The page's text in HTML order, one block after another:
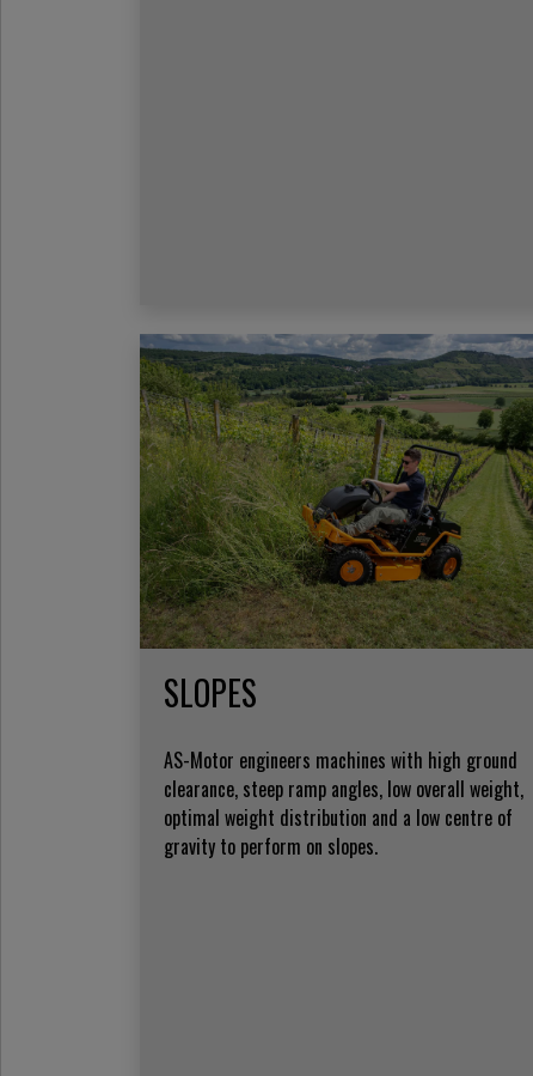
SLOPES
AS-Motor engineers machines with high ground
clearance, steep ramp angles, low overall weight,
optimal weight distribution and a low centre of
gravity to perform on slopes.